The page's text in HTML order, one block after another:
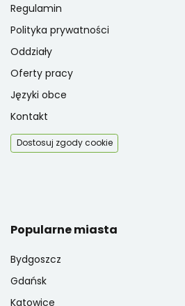
Regulamin
Polityka prywatności
Oddziały
Oferty pracy
Języki obce
Kontakt
Dostosuj zgody cookie
Popularne miasta
Bydgoszcz
Gdańsk
Katowice